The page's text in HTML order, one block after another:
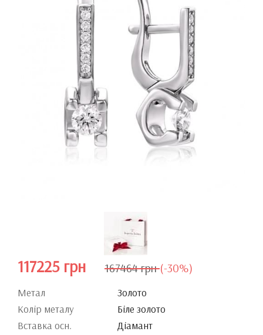
117225 грн 167464 грн (-30%)
Метал
Золото
Колір металу
Біле золото
Вставка осн.
Діамант